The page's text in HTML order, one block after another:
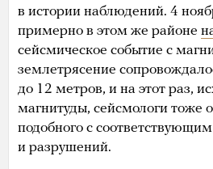
в истории наблюдений. 4
примерно в этом же районе
сейсмическое событие с
землетрясение
до 12 метров, и на этот раз,
магнитуды, сейсмологи тоже
подобного с
и разрушений.